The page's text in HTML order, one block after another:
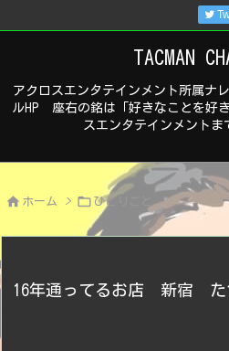
TACMAN
アクロスエンタテインメント所属ナ
ルHP 座右の銘は「好きなことを好
スエンタテインメントま
 ホーム >  ひとりごと
16年通ってるお店 新宿 た